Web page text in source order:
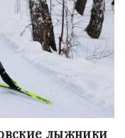
лыжники